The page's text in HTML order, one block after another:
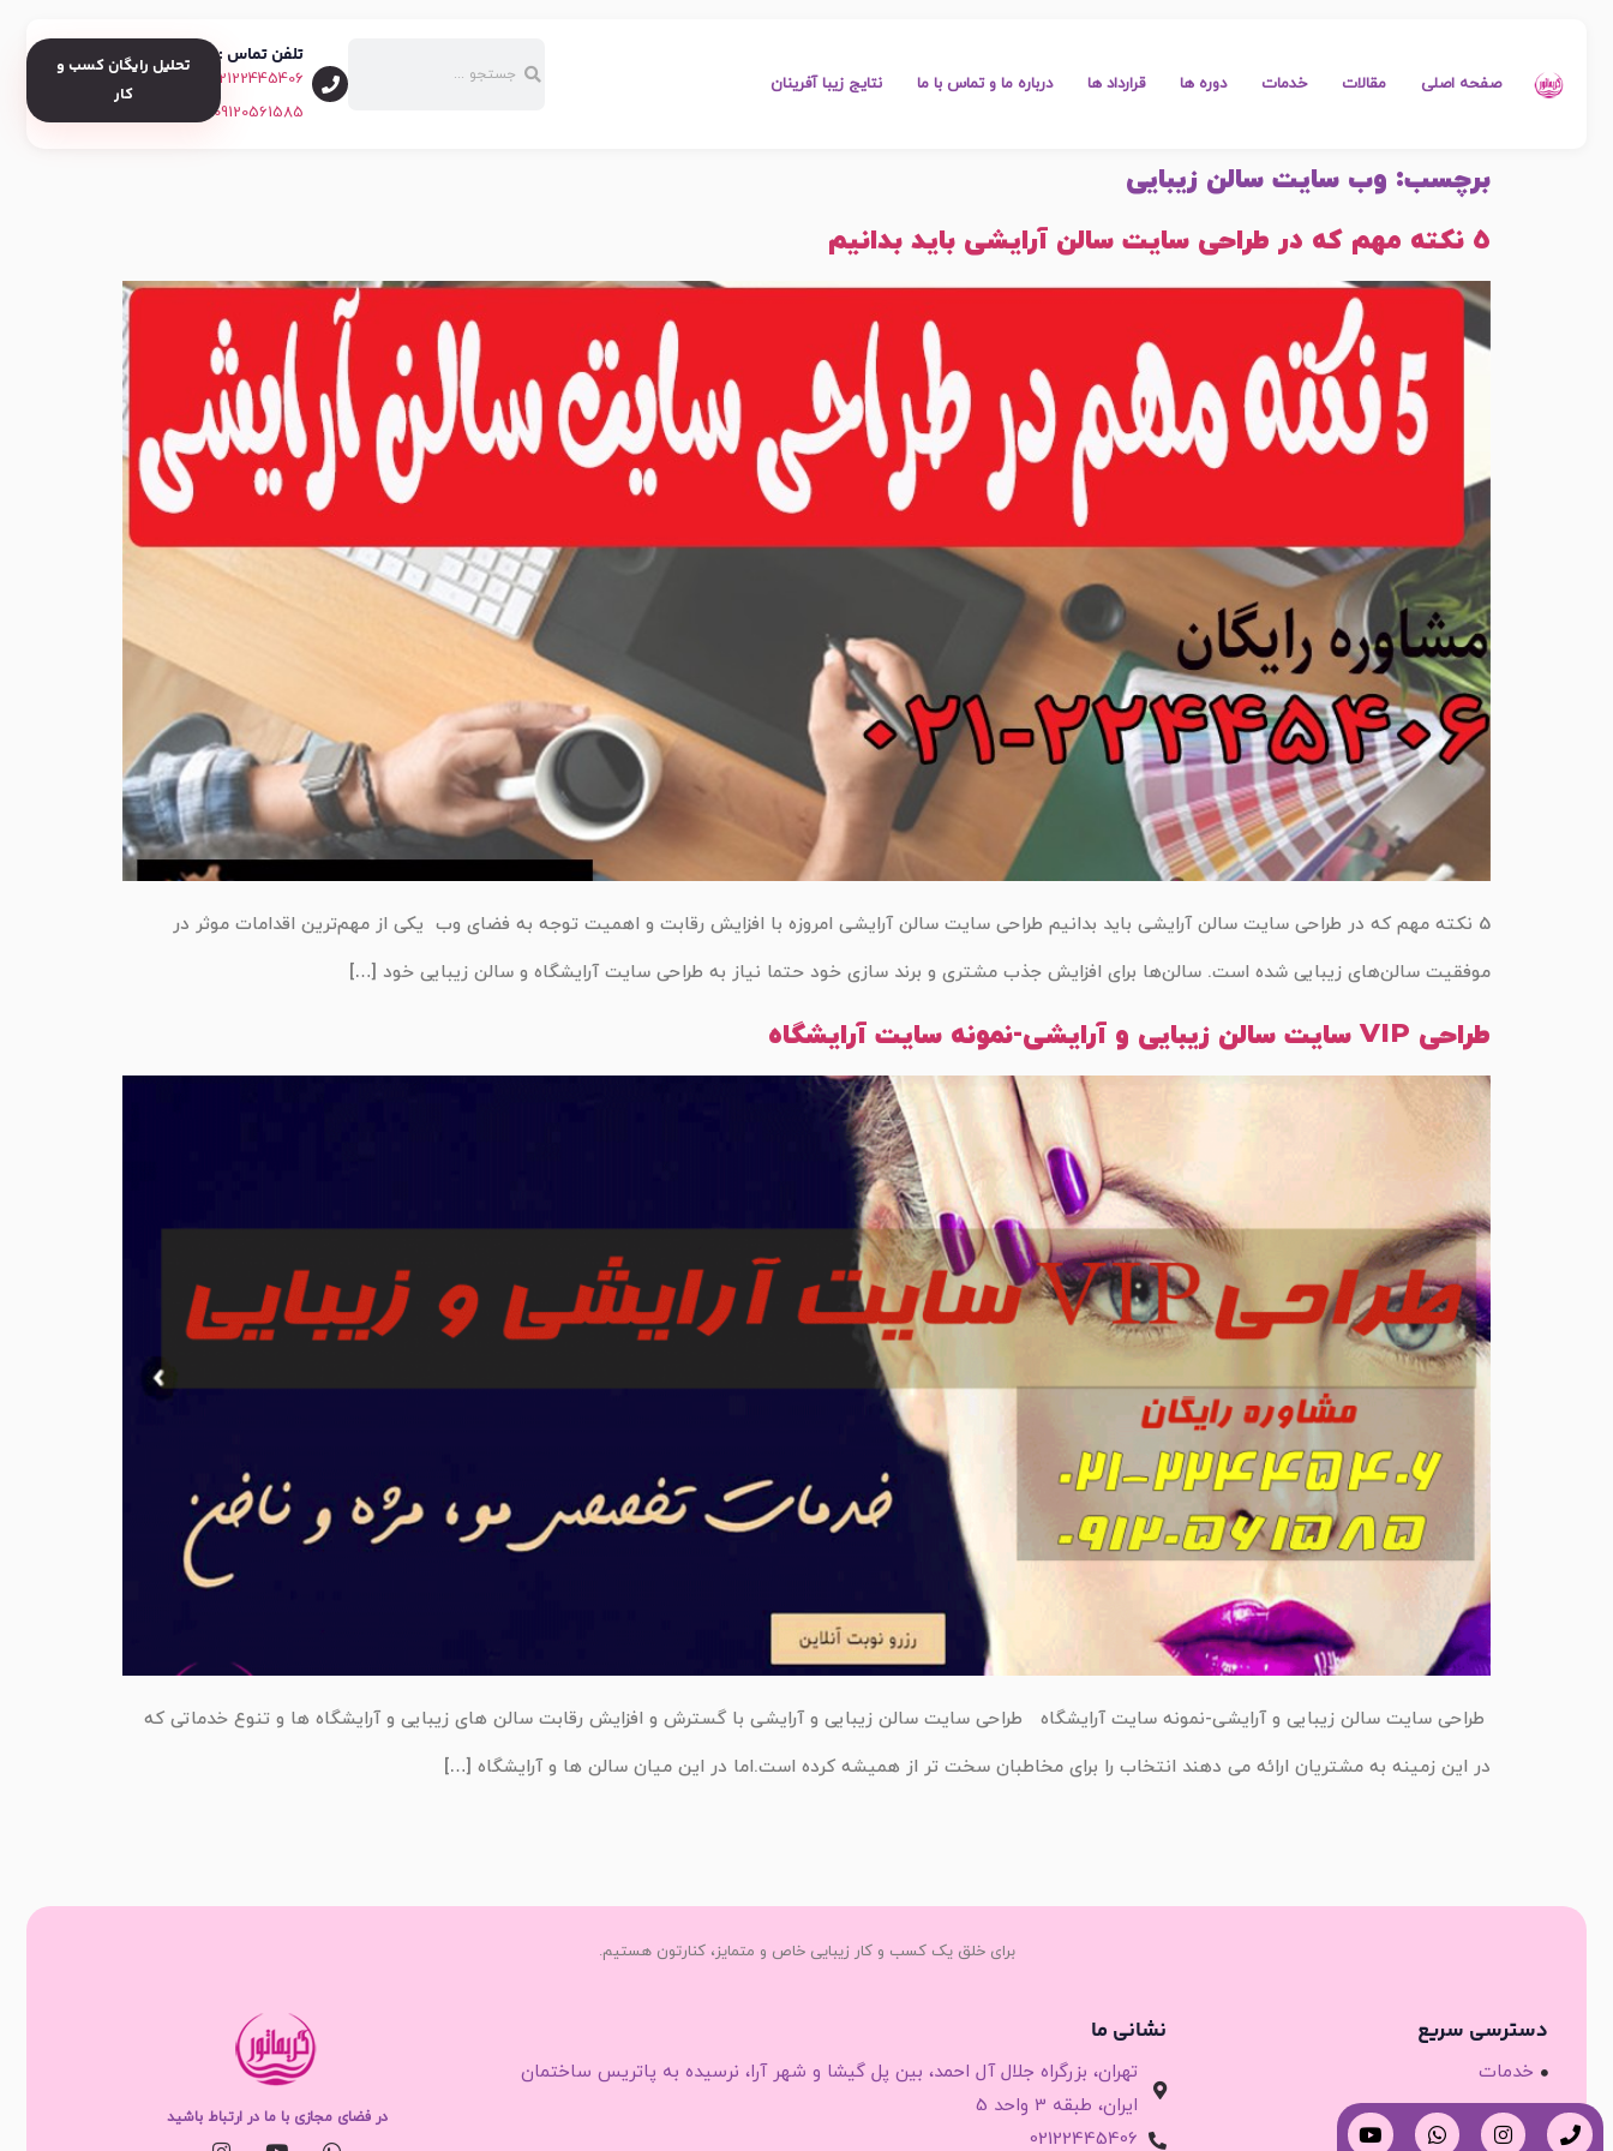
صفحه اصلی مقالات خدمات دوره ها قرارداد ها درباره ما و تماس با ما نتایج زیبا آفرینان
تلفن تماس :
02122445406
09120561585
تحلیل رایگان کسب و
کار
برچسب: وب سایت سالن زیبایی
5 نکته مهم که در طراحی سایت سالن آرایشی باید بدانیم
5 نکته مهم که در طراحی سایت سالن آرایشی باید بدانیم طراحی سایت سالن آرایشی امروزه با افزایش رقابت و اهمیت توجه به فضای وب یکی از مهم‌ترین اقدامات موثر در
موفقیت سالن‌های زیبایی شده است. سالن‌ها برای افزایش جذب مشتری و برند سازی خود حتما نیاز به طراحی سایت آرایشگاه و سالن زیبایی خود […]
طراحی VIP سایت سالن زیبایی و آرایشی-نمونه سایت آرایشگاه
طراحی سایت سالن زیبایی و آرایشی-نمونه سایت آرایشگاه طراحی سایت سالن زیبایی و آرایشی با گسترش و افزایش رقابت سالن های زیبایی و آرایشگاه ها و تنوع خدماتی که
در این زمینه به مشتریان ارائه می دهند انتخاب را برای مخاطبان سخت تر از همیشه کرده است.اما در این میان سالن ها و آرایشگاه […]
برای خلق یک کسب و کار زیبایی خاص و متمایز، کنارتون هستیم.
دسترسی سریع
خدمات
مقالات
نشانی ما
تهران، بزرگراه جلال آل احمد، بین پل گیشا و شهر آرا، نرسیده به پاتریس ساختمان
ایران، طبقه 3 واحد 5
02122445406
در فضای مجازی با ما در ارتباط باشید